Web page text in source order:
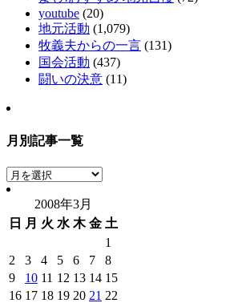
youtube (20)
地元活動 (1,079)
牧義夫からの一言 (131)
国会活動 (437)
闘いの決意 (11)
月別記事一覧
月
別
事
覧
2008年3月
日
月 火 水 木 金 土
1
2
3 4 5 6 7
8
9
10 11 12 13 14 15
16 17 18 19 20 21 22